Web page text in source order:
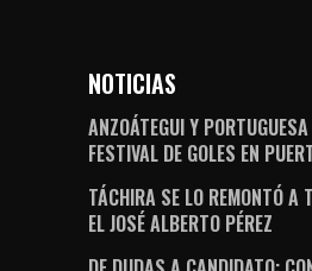
NOTICIAS
ANZOÁTEGUI Y
FESTIVAL DE GOLES EN
TÁCHIRA SE LO REMONTÓ A
EL JOSÉ ALBERTO PÉREZ